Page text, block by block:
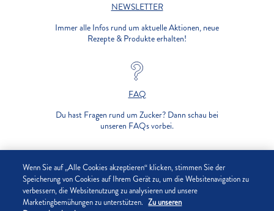
NEWSLETTER
Immer alle Infos rund um aktuelle Aktionen, neue
Rezepte & Produkte erhalten!
FAQ
Du hast Fragen rund um Zucker? Dann schau bei
unseren FAQs vorbei.
UNTERNEHMEN
DATENSCHUTZ
Wenn Sie auf „Alle Cookies akzeptieren“ klicken, stimmen Sie der
Speicherung von Cookies auf Ihrem Gerät zu, um die Websitenavigation zu
verbessern, die Websitenutzung zu analysieren und unsere
Marketingbemühungen zu unterstützen. Zu unseren